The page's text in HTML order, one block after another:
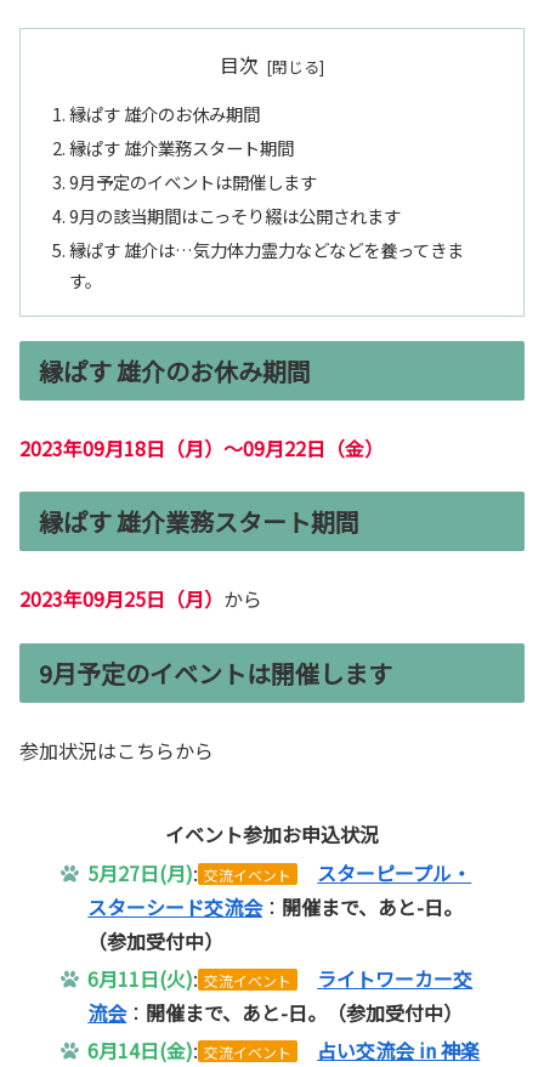
目次
縁ぱす 雄介のお休み期間
縁ぱす 雄介業務スタート期間
9月予定のイベントは開催します
9月の該当期間はこっそり綴は公開されます
縁ぱす 雄介は…気力体力霊力などなどを養ってきま
す。
縁ぱす 雄介のお休み期間
2023年09月18日（月）～09月22日（金）
縁ぱす 雄介業務スタート期間
2023年09月25日（月） から
9月予定のイベントは開催します
参加状況はこちらから
イベント参加お申込状況
5月27日(月): 交流イベント
スターピープル・
スターシード交流会： 開催まで、あと-日。
（参加受付中）
6月11日(火): 交流イベント
ライトワーカー交
流会： 開催まで、あと-日。 （参加受付中）
6月14日(金): 交流イベント
占い交流会 in 神楽